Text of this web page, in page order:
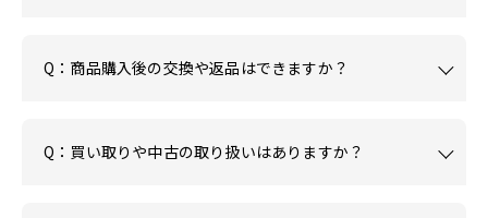
Q：商品購入後の交換や返品はできますか？
Q：買い取りや中古の取り扱いはありますか？